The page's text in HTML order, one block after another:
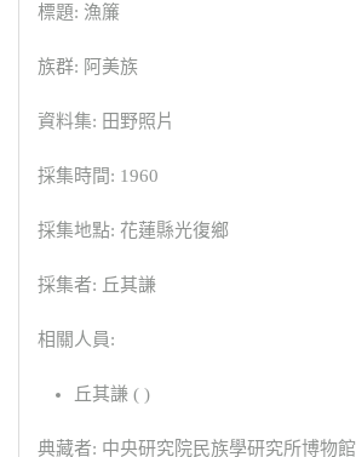
標題: 漁簾
族群: 阿美族
資料集: 田野照片
採集時間: 1960
採集地點: 花蓮縣光復鄉
採集者: 丘其謙
相關人員:
丘其謙 ( )
典藏者: 中央研究院民族學研究所博物館